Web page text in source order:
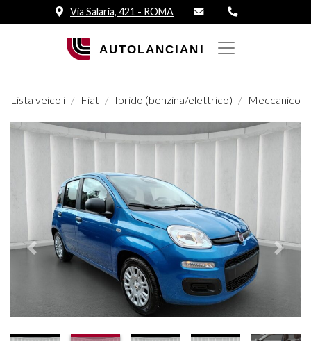
Via Salaria, 421 - ROMA
Lista veicoli Fiat Ibrido (benzina/elettrico) Meccanico
Prededente